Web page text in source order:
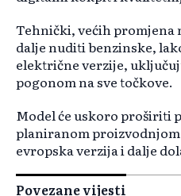
Tehnički, većih promjena
dalje nuditi benzinske,
električne verzije,
pogonom na sve točkove.
Model će uskoro proširiti
planiranom proizvodnjom
evropska verzija i dalje
Povezane vijesti